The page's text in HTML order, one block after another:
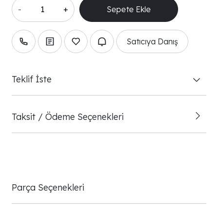
- +
Satıcıya Danış
Teklif İste
Taksit / Ödeme Seçenekleri
Parça Seçenekleri